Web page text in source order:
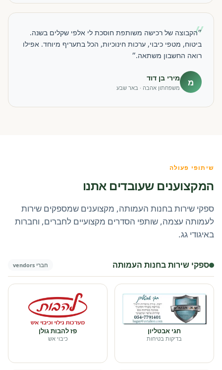
״
״הקבוצה של רכישה משותפת חוסכת לי אלפי שקלים בשנה.
ביטוח, מטפי כיבוי, ערכות חינוכיות, הכל בתעריף מיוחד. אפילו
רואה החשבון משתאה.״
מ מירי בן דוד
משפחתון אהבה · באר שבע
שיתופי פעולה
המקצוענים שעובדים אתנו
ספקי שירות בחנות העמותה, מקצוענים שמספקים שירות
לעמותה עצמה, שותפי הסדרים מקצועיים לחברים, וחברות
באיגודי גג.
ספקי שירות בחנות העמותה חברי vendors
חגי אבטליון
בדיקות בטיחות
פז להבות גולן
כיבוי אש